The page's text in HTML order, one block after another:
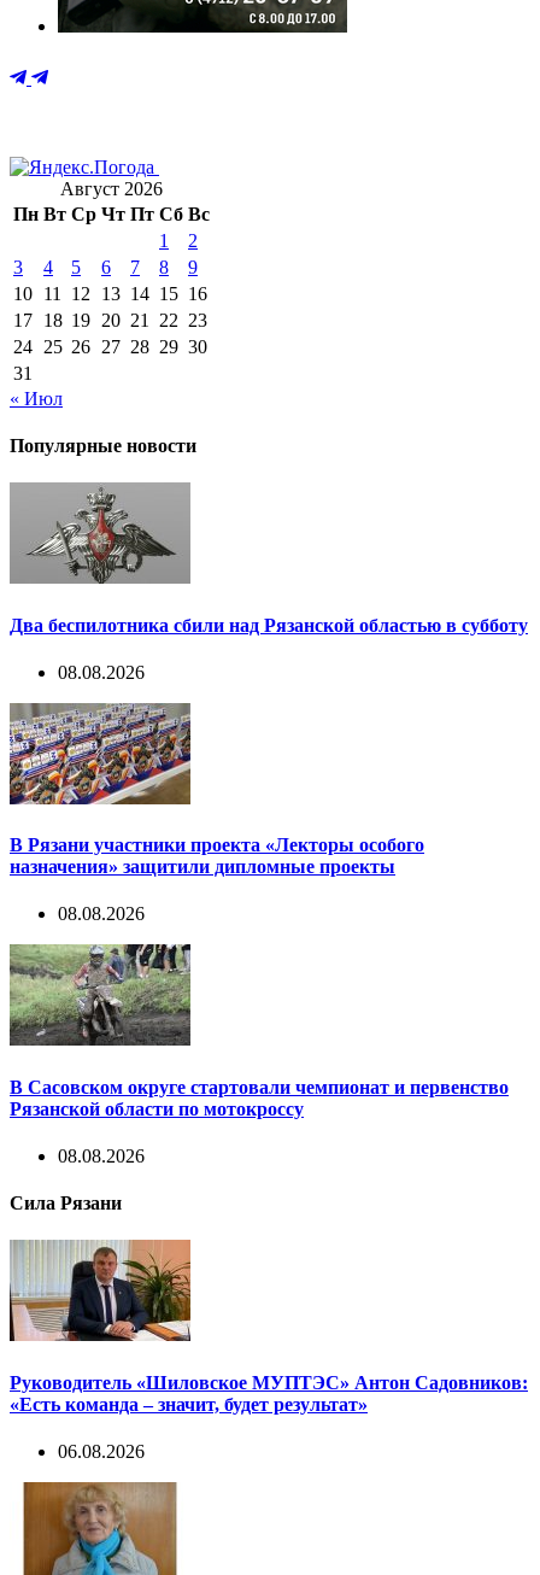
Август 2026
Пн Вт Ср Чт Пт Сб Вс
1
2
3
4 5 6 7 8
9
10 11 12 13 14 15 16
17 18 19 20 21 22 23
24 25 26 27 28 29 30
31
« Июл
Популярные новости
Два беспилотника сбили над Рязанской областью в субботу
08.08.2026
В Рязани участники проекта «Лекторы особого
назначения» защитили дипломные проекты
08.08.2026
В Сасовском округе стартовали чемпионат и первенство
Рязанской области по мотокроссу
08.08.2026
Сила Рязани
Руководитель «Шиловское МУПТЭС» Антон Садовников:
«Есть команда – значит, будет результат»
06.08.2026